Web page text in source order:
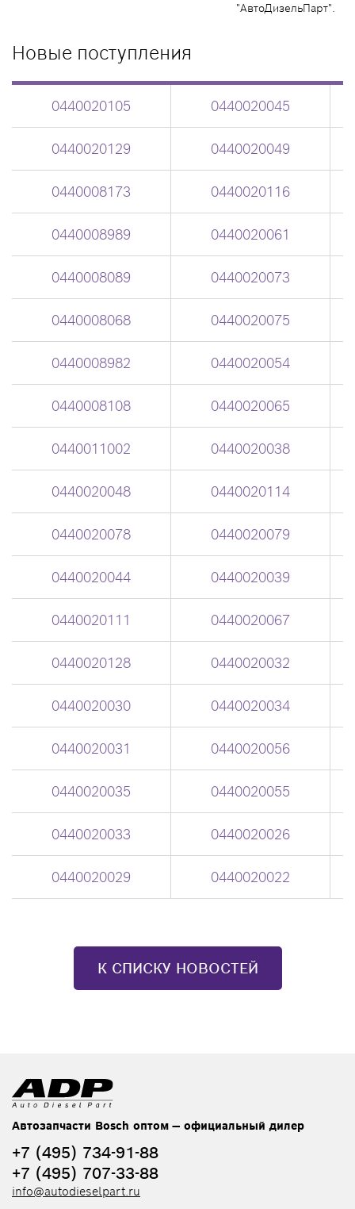
"АвтоДизельПарт".
Новые поступления
0440020105 0440020045
0440020129 0440020049
0440008173 0440020116
0440008989 0440020061
0440008089 0440020073
0440008068 0440020075
0440008982 0440020054
0440008108 0440020065
0440011002 0440020038
0440020048 0440020114
0440020078 0440020079
0440020044 0440020039
0440020111 0440020067
0440020128 0440020032
0440020030 0440020034
0440020031 0440020056
0440020035 0440020055
0440020033 0440020026
0440020029 0440020022
К СПИСКУ НОВОСТЕЙ
Автозапчасти Bosch оптом — официальный дилер
+7 (495) 734-91-88
+7 (495) 707-33-88
info@autodieselpart.ru